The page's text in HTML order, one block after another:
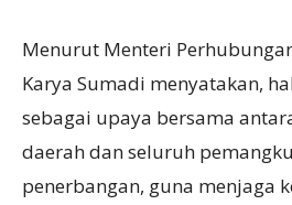
Menurut Menteri
Karya Sumadi menyatakan,
sebagai upaya bersama
daerah dan seluruh
penerbangan, guna menjaga